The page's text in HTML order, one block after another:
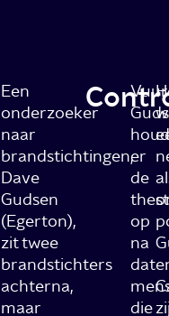
Een
onderzoeker
naar
brandstichtingen,
Dave
Gudsen
(Egerton),
zit twee
brandstichters
achterna,
maar
er
de
op
na
dat
die